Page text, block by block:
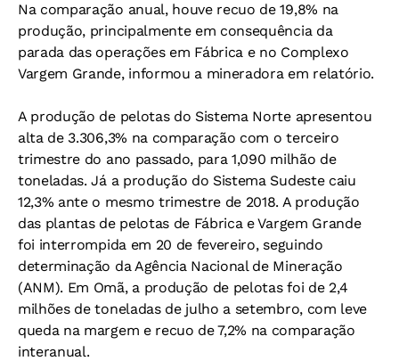
Na comparação anual, houve recuo de 19,8% na
produção, principalmente em consequência da
parada das operações em Fábrica e no Complexo
Vargem Grande, informou a mineradora em relatório.
A produção de pelotas do Sistema Norte apresentou
alta de 3.306,3% na comparação com o terceiro
trimestre do ano passado, para 1,090 milhão de
toneladas. Já a produção do Sistema Sudeste caiu
12,3% ante o mesmo trimestre de 2018. A produção
das plantas de pelotas de Fábrica e Vargem Grande
foi interrompida em 20 de fevereiro, seguindo
determinação da Agência Nacional de Mineração
(ANM). Em Omã, a produção de pelotas foi de 2,4
milhões de toneladas de julho a setembro, com leve
queda na margem e recuo de 7,2% na comparação
interanual.